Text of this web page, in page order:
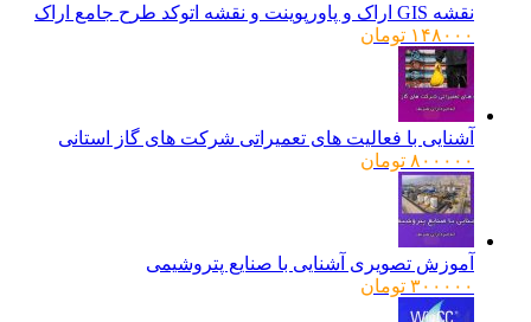
نقشه GIS اراک و پاورپوینت و نقشه اتوکد طرح جامع اراک
۱۴۸۰۰۰ تومان
آشنایی با فعالیت های تعمیراتی شرکت های گاز استانی
۸۰۰۰۰۰ تومان
آموزش تصویری آشنایی با صنایع پتروشیمی
۳۰۰۰۰۰ تومان